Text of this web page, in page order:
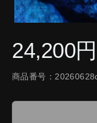
24,200
商品番号：